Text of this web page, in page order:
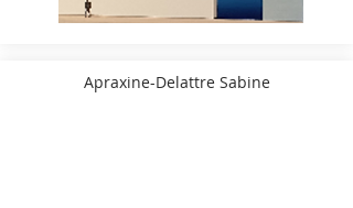
Apraxine-Delattre Sabine